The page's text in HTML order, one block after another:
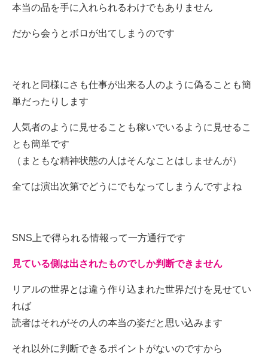
本当の品を手に入れられるわけでもありません
だから会うとボロが出てしまうのです
それと同様にさも仕事が出来る人のように偽ることも簡
単だったりします
人気者のように見せることも稼いでいるように見せるこ
とも簡単です
（まともな精神状態の人はそんなことはしませんが）
全ては演出次第でどうにでもなってしまうんですよね
SNS上で得られる情報って一方通行です
見ている側は出されたものでしか判断できません
リアルの世界とは違う作り込まれた世界だけを見せてい
れば
読者はそれがその人の本当の姿だと思い込みます
それ以外に判断できるポイントがないのですから